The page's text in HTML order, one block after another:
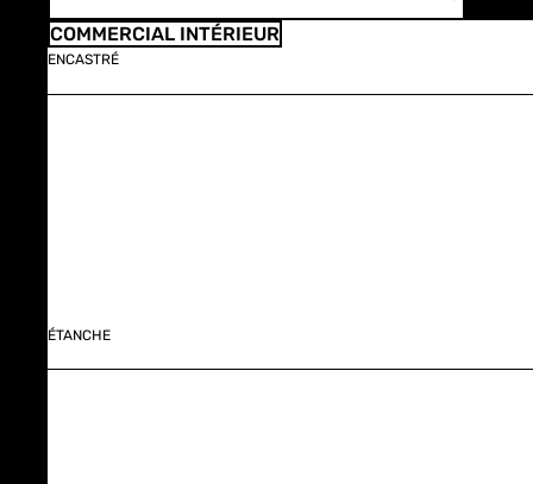
COMMERCIAL INTÉRIEUR
ENCASTRÉ
ÉTANCHE